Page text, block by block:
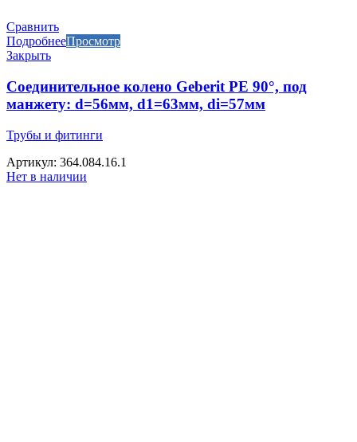
Сравнить
ПодробнееПросмотр
Закрыть
Соединительное колено Geberit PE 90°, под
манжету: d=56мм, d1=63мм, di=57мм
Трубы и фитинги
Артикул: 364.084.16.1
Нет в наличии